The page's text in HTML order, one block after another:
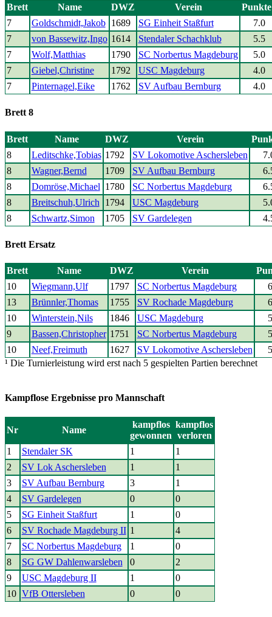
Brett Name DWZ Verein
Punkte
7
Goldschmidt,Jakob 1689 SG Einheit Staßfurt
7.0
7
von Bassewitz,Ingo 1614 Stendaler Schachklub
5.5
7
Wolf,Matthias 1790 SC Norbertus Magdeburg
5.0
7
Giebel,Christine 1792 USC Magdeburg
4.0
7
Pinternagel,Eike 1762 SV Aufbau Bernburg 4.0
Brett 8
Brett Name DWZ Verein
8
Leditschke,Tobias 1792 SV Lokomotive Aschersleben
8
Wagner,Bernd 1709 SV Aufbau Bernburg
8
Domröse,Michael 1780 SC Norbertus Magdeburg
8
Breitschuh,Ulrich 1794 USC Magdeburg
8
Schwartz,Simon 1705 SV Gardelegen
Brett Ersatz
Brett Name DWZ Verein
10
Wiegmann,Ulf 1797 SC Norbertus Magdeburg
13
Brünnler,Thomas 1755 SV Rochade Magdeburg
10
Winterstein,Nils 1846 USC Magdeburg
9
Bassen,Christopher 1751 SC Norbertus Magdeburg
10
Neef,Freimuth 1627 SV Lokomotive Aschersleben
¹ Die Turnierleistung wird erst nach 5 gespielten Partien berechnet
Kampflose Ergebnisse pro Mannschaft
Nr Name
kampflos
gewonnen
kampflos
verloren
1
Stendaler SK 1
1
2
SV Lok Aschersleben 1
1
3
SV Aufbau Bernburg 3
1
4
SV Gardelegen 0
0
5
SG Einheit Staßfurt 1
0
6
SV Rochade Magdeburg II 1
4
7
SC Norbertus Magdeburg 1
0
8
SG GW Dahlenwarsleben 0
2
9
USC Magdeburg II 1
0
10 VfB Ottersleben 0 0